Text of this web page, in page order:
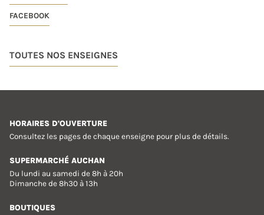
FACEBOOK
TOUTES NOS ENSEIGNES
HORAIRES D'OUVERTURE
Consultez les pages de chaque enseigne pour plus de détails.
SUPERMARCHÉ AUCHAN
Du lundi au samedi de 8h à 20h
Dimanche de 8h30 à 13h
BOUTIQUES